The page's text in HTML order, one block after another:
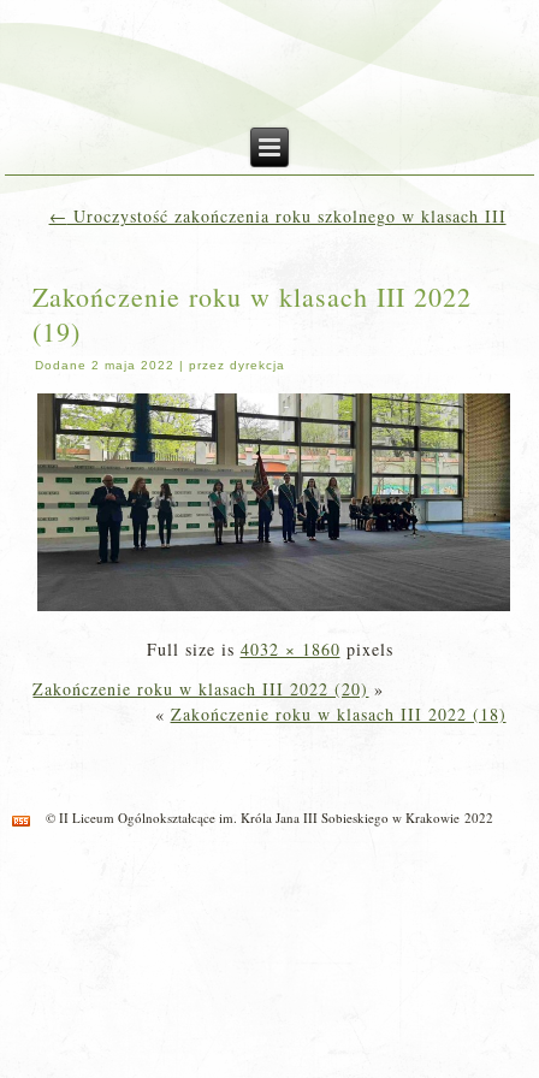
← Uroczystość zakończenia roku szkolnego w klasach III
Zakończenie roku w klasach III 2022
(19)
Dodane 2 maja 2022 |przez dyrekcja
Full size is 4032 × 1860 pixels
Zakończenie roku w klasach III 2022 (20) »
« Zakończenie roku w klasach III 2022 (18)
© II Liceum Ogólnokształcące im. Króla Jana III Sobieskiego w Krakowie 2022